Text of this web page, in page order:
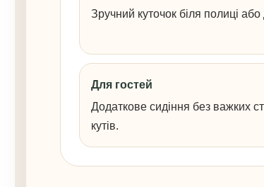
Зручний куточок біля полиці або
Для гостей
Додаткове сидіння без важких
кутів.